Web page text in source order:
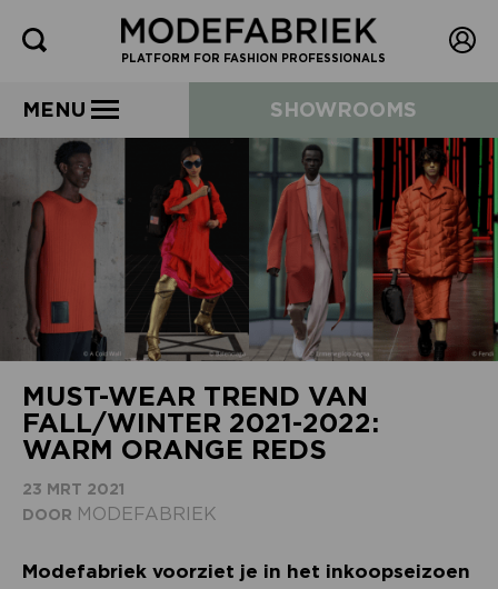
PLATFORM FOR FASHION PROFESSIONALS
MENU SHOWROOMS
MUST-WEAR TREND VAN
FALL/WINTER 2021-2022:
WARM ORANGE REDS
23 MRT 2021
DOOR MODEFABRIEK
Modefabriek voorziet je in het inkoopseizoen